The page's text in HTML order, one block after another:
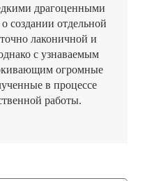
драгоценными
создании отдельной
лаконичной и
с узнаваемым
огромные
в процессе
работы.